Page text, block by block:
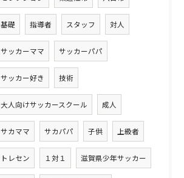
基礎 指導者 スタッフ 対人
サッカーママ サッカーパパ
サッカー好き 技術
大人向けサッカースクール 成人
サカママ サカパパ 子供 上級者
トレセン １対１ 滋賀県少年サッカー